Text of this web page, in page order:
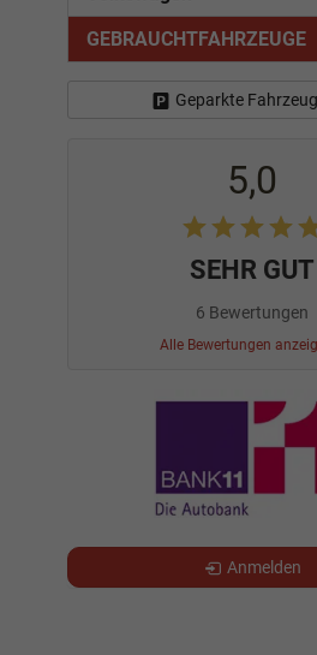
GEBRAUCHTFAHRZEUGE
Geparkte
5,0
SEHR GUT
6 Bewertungen
Alle Bewertungen
Anmelden